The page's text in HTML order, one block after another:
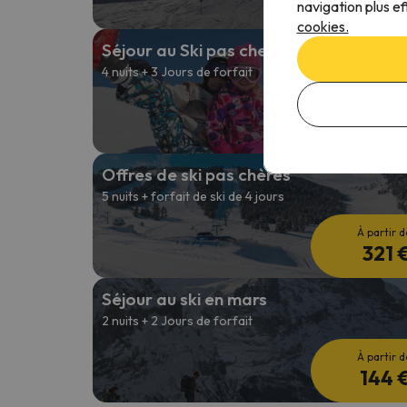
Séjour au Ski pas cher en janvier
4 nuits + 3 Jours de forfait
259
Offres de ski pas chères
5 nuits + forfait de ski de 4 jours
À partir
321
Séjour au ski en mars
2 nuits + 2 Jours de forfait
À partir
144
navigation plus
cookies.